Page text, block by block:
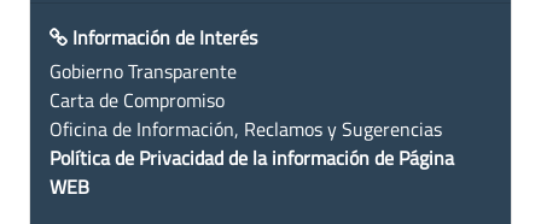
Información de Interés
Gobierno Transparente
Carta de Compromiso
Oficina de Información, Reclamos y Sugerencias
Política de Privacidad de la información de Página
WEB